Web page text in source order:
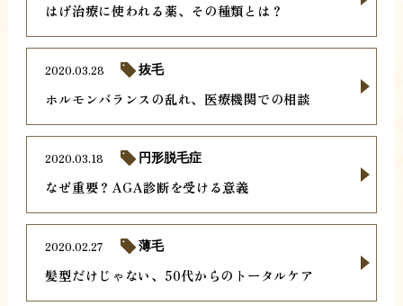
はげ治療に使われる薬、その種類とは？
ホルモンバランスの乱れ、医療機関での相談
2020.03.28 抜毛
なぜ重要？AGA診断を受ける意義
2020.03.18 円形脱毛症
髪型だけじゃない、50代からのトータルケア
2020.02.27 薄毛